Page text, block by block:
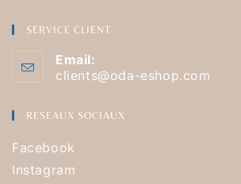
SERVICE CLIENT
Email:
clients@oda-eshop.com
RESEAUX SOCIAUX
Facebook
Instagram